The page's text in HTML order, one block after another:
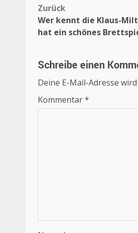
Zurück
Wer kennt die Klaus-
hat ein schönes
Schreibe einen
Deine E-Mail-Adresse
Kommentar*